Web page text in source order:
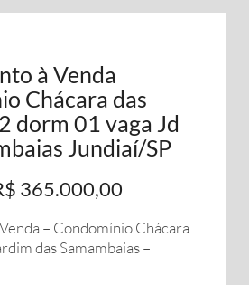
à Venda
Chácara das
dorm 01 vaga Jd
Jundiaí/SP
365.000,00
– Condomínio Chácara
das Samambaias –